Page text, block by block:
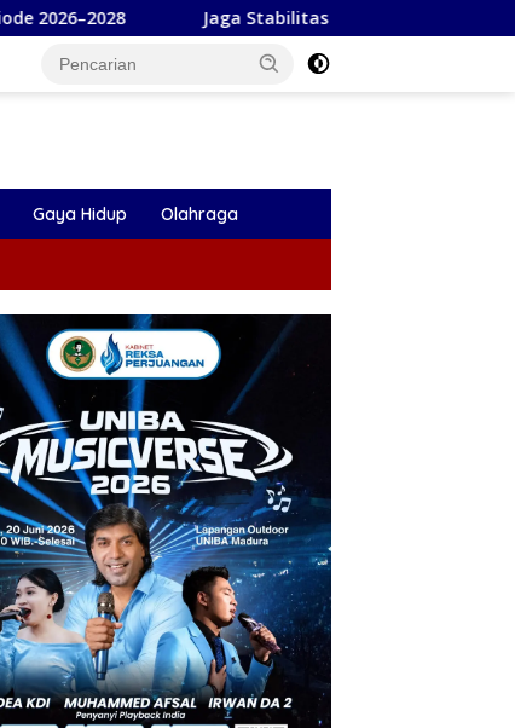
Jaga Stabilitas Harga, Pemkab Tulungagung Gelar
Gaya Hidup Olahraga